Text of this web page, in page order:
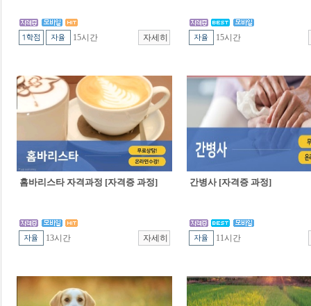
15시간 15시간
홈바리스타 자격과정 [자격증 과정]
13시간
간병사 [자격증 과정]
11시간